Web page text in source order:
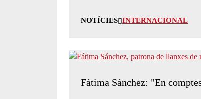
NOTÍCIES INTERNACIONAL
Fátima Sánchez: "En